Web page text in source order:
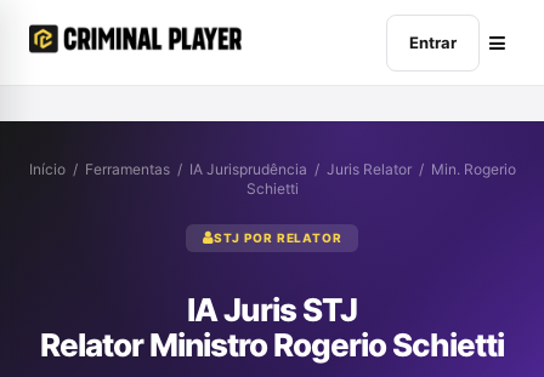
Entrar
Início / Ferramentas / IA Jurisprudência / Juris Relator / Min. Rogerio
Schietti
STJ POR RELATOR
IA Juris STJ
Relator Ministro Rogerio Schietti